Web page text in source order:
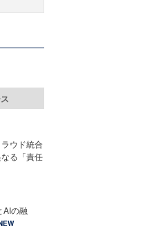
ウド統合
る「責任
AIの融